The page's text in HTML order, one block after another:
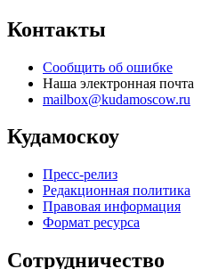
Контакты
Сообщить об ошибке
Наша электронная почта
mailbox@kudamoscow.ru
Кудамоскоу
Пресс-релиз
Редакционная политика
Правовая информация
Формат ресурса
Сотрудничество